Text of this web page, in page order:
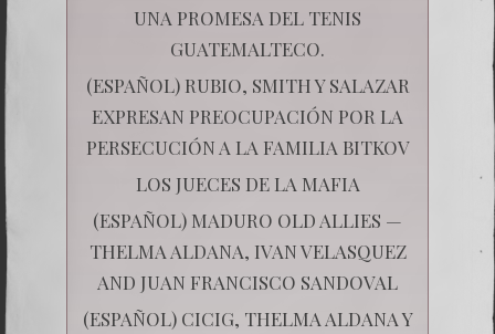
UNA PROMESA DEL TENIS
GUATEMALTECO.
(ESPAÑOL) RUBIO, SMITH Y SALAZAR
EXPRESAN PREOCUPACIÓN POR LA
PERSECUCIÓN A LA FAMILIA BITKOV
LOS JUECES DE LA MAFIA
(ESPAÑOL) MADURO OLD ALLIES —
THELMA ALDANA, IVAN VELASQUEZ
AND JUAN FRANCISCO SANDOVAL
(ESPAÑOL) CICIG, THELMA ALDANA Y